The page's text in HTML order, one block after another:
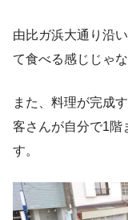
由比ガ浜大通り沿
て食べる感じじゃな
また、料理が完成
客さんが自分で1階
す。